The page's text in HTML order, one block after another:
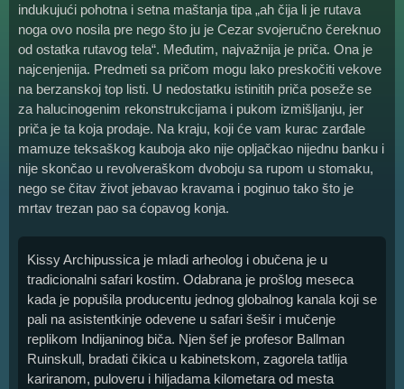
indukujući pohotna i setna maštanja tipa „ah čija li je rutava
noga ovo nosila pre nego što ju je Cezar svojeručno čereknuo
od ostatka rutavog tela“. Međutim, najvažnija je priča. Ona je
najcenjenija. Predmeti sa pričom mogu lako preskočiti vekove
na berzanskoj top listi. U nedostatku istinitih priča poseže se
za halucinogenim rekonstrukcijama i pukom izmišljanju, jer
priča je ta koja prodaje. Na kraju, koji će vam kurac zarđale
mamuze teksaškog kauboja ako nije opljačkao nijednu banku i
nije skončao u revolveraškom dvoboju sa rupom u stomaku,
nego se čitav život jebavao kravama i poginuo tako što je
mrtav trezan pao sa ćopavog konja.
Kissy Archipussica je mladi arheolog i obučena je u
tradicionalni safari kostim. Odabrana je prošlog meseca
kada je popušila producentu jednog globalnog kanala koji se
pali na asistentkinje odevene u safari šešir i mučenje
replikom Indijaninog biča. Njen šef je profesor Ballman
Ruinskull, bradati čikica u kabinetskom, zagorela tatlija
kariranom, puloveru i hiljadama kilometara od mesta